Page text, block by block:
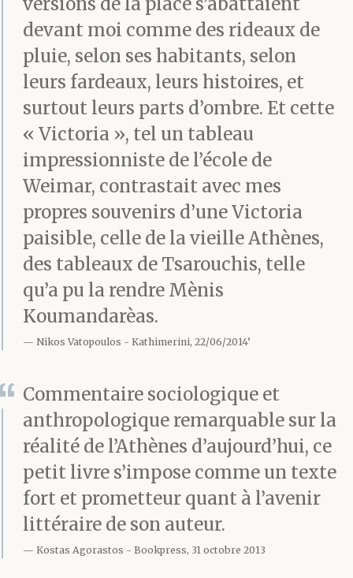
Mélétis, le chauffeur.
Belle gueule Mélétis.
T’as l’air d’un
imam bayildi, mon
pauvre. Tu lui as montré
le poing.
Ta fierté en a pris un
coup. Ils t’avaient battu.
Toi. Et maintenant, plus
personne ne
t’approchait. Ton
voisin,
Moustroufas, a changé
de pupitre. Ils étaient
assis à trois au même
devant moi comme des rideaux de
pluie, selon ses habitants, selon
leurs fardeaux, leurs histoires, et
surtout leurs parts d’ombre. Et cette
« Victoria », tel un tableau
impressionniste de l’école de
Weimar, contrastait avec mes
propres souvenirs d’une Victoria
paisible, celle de la vieille Athènes,
des tableaux de Tsarouchis, telle
qu’a pu la rendre Mènis
Koumandarèas.
Nikos Vatopoulos Kathimerini, 22/06/2014’
Commentaire sociologique et
anthropologique remarquable sur la
réalité de l’Athènes d’aujourd’hui, ce
petit livre s’impose comme un texte
fort et prometteur quant à l’avenir
littéraire de son auteur.
Kostas Agorastos Bookpress, 31 octobre 2013